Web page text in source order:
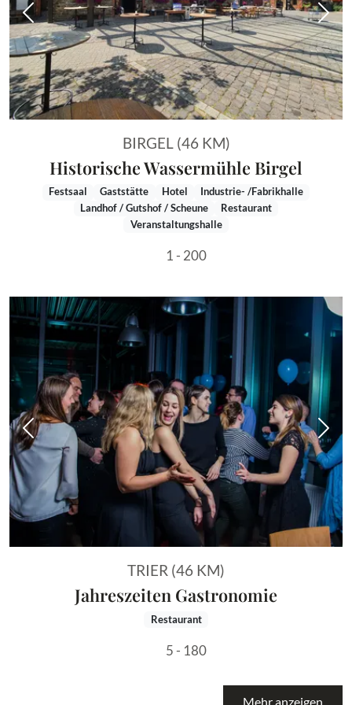
Vorheriges Bild
BIRGEL (46 KM)
Historische Wassermühle Birgel
Festsaal Gaststätte Hotel
Industrie- /Fabrikhalle
Landhof / Gutshof / Scheune
Restaurant
Veranstaltungshalle
1 - 200
Vorheriges Bild
TRIER (46 KM)
Jahreszeiten Gastronomie
Restaurant
5 - 180
Mehr anzeigen